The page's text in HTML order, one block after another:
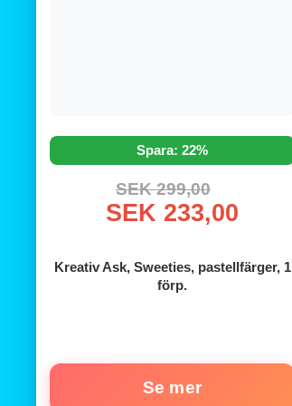
Spara: 22%
SEK 299,00
SEK 233,00
Kreativ Ask, Sweeties, pastellfärger, 1
förp.
Se mer